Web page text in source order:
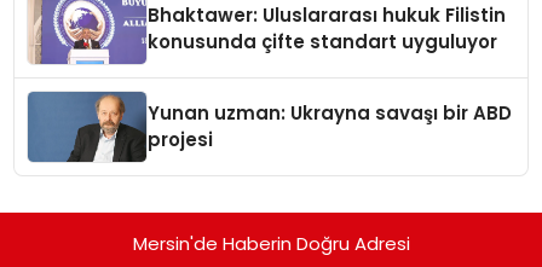
Bhaktawer: Uluslararası hukuk Filistin
konusunda çifte standart uyguluyor
Yunan uzman: Ukrayna savaşı bir ABD
projesi
Mersin'de Haberin Doğru Adresi